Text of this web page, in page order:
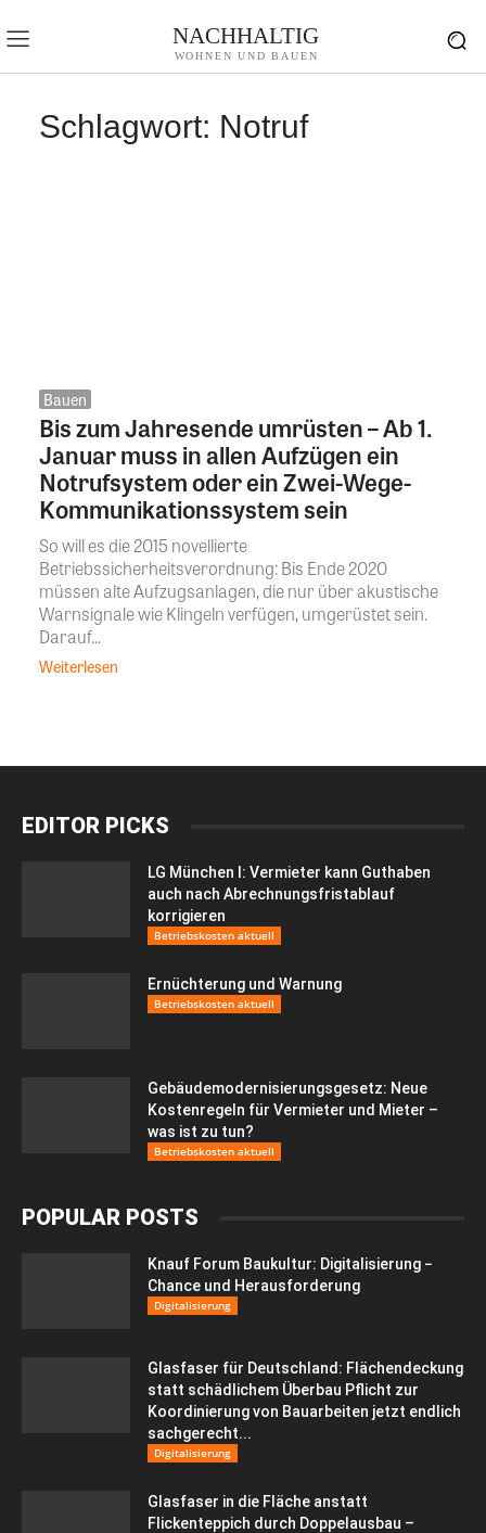
NACHHALTIG
WOHNEN UND BAUEN
Schlagwort: Notruf
Bauen
Bis zum Jahresende umrüsten – Ab 1.
Januar muss in allen Aufzügen ein
Notrufsystem oder ein Zwei-Wege-
Kommunikationssystem sein
So will es die 2015 novellierte
Betriebssicherheitsverordnung: Bis Ende 2020
müssen alte Aufzugsanlagen, die nur über akustische
Warnsignale wie Klingeln verfügen, umgerüstet sein.
Darauf...
Weiterlesen
EDITOR PICKS
LG München I: Vermieter kann Guthaben
auch nach Abrechnungsfristablauf
korrigieren
Betriebskosten aktuell
Ernüchterung und Warnung
Betriebskosten aktuell
Gebäudemodernisierungsgesetz: Neue
Kostenregeln für Vermieter und Mieter –
was ist zu tun?
Betriebskosten aktuell
POPULAR POSTS
Knauf Forum Baukultur: Digitalisierung −
Chance und Herausforderung
Digitalisierung
Glasfaser für Deutschland: Flächendeckung
statt schädlichem Überbau Pflicht zur
Koordinierung von Bauarbeiten jetzt endlich
sachgerecht...
Digitalisierung
Glasfaser in die Fläche anstatt
Flickenteppich durch Doppelausbau –